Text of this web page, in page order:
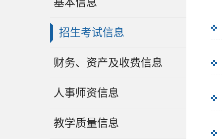
招生考试信息
财务、资产及收费信息
人事师资信息
教学质量信息